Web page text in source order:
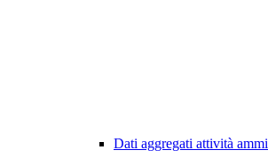
Dati aggregati attività